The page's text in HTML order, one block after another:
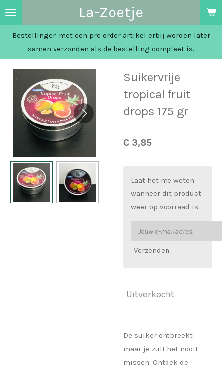
Ga
direct
naar
La-Zoetje
Bestellingen met een pre order artikel erbij worden later
samen verzonden als de bestelling compleet is.
Suikervrije
tropical fruit
drops 175 gr
€ 3,85
Laat het me weten
wanneer dit product
weer op voorraad is.
Verzenden
Uitverkocht
De suiker ontbreekt
maar je zult het nooit
missen. Ontdek de